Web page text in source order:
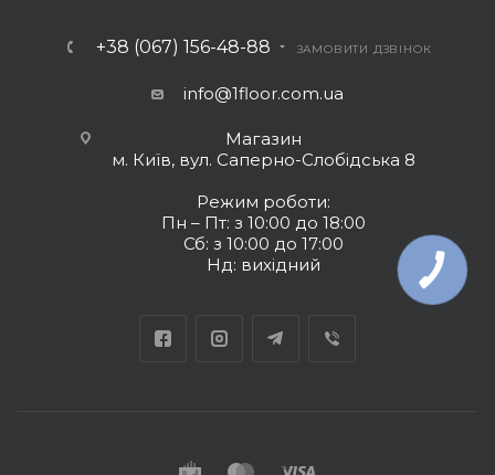
+38 (067) 156-48-88 ЗАМОВИТИ ДЗВІНОК
info@1floor.com.ua
Магазин
м. Київ, вул. Саперно-Слобідська 8
Режим роботи:
Пн – Пт: з 10:00 до 18:00
Сб: з 10:00 до 17:00
Нд: вихідний